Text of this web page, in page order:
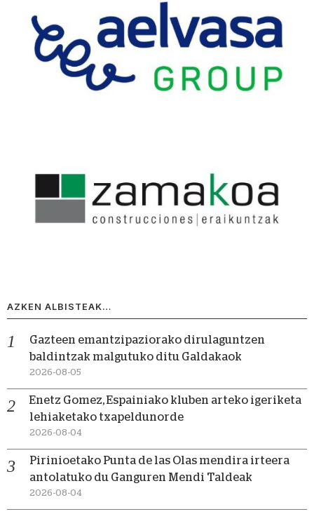
AZKEN ALBISTEAK…
Gazteen emantzipaziorako dirulaguntzen
baldintzak malgutuko ditu Galdakaok
2026-08-05
Enetz Gomez, Espainiako kluben arteko igeriketa
lehiaketako txapeldunorde
2026-08-04
Pirinioetako Punta de las Olas mendira irteera
antolatuko du Ganguren Mendi Taldeak
2026-08-04